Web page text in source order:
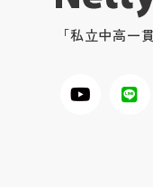
「私立中高一